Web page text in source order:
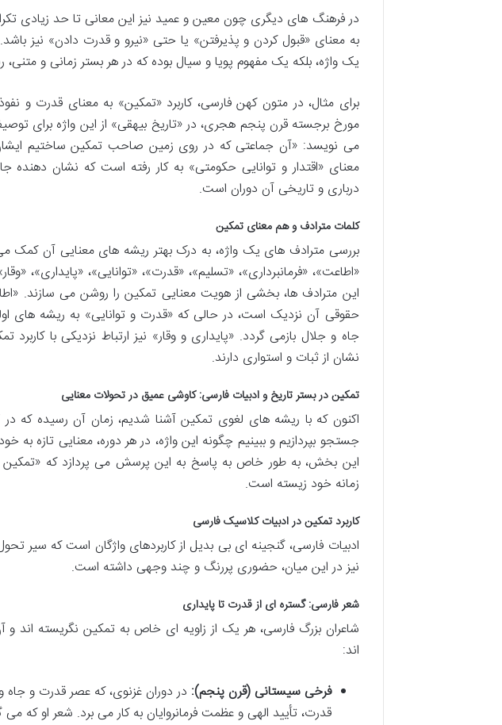
در فرهنگ های دیگری چون معین و عمید نیز این معانی تا حد زیادی
به معنای «قبول کردن و پذیرفتن» یا حتی «نیرو و قدرت دادن» نیز
یک واژه، بلکه یک مفهوم پویا و سیال بوده که در هر بستر زمانی و
برای مثال، در متون کهن فارسی، کاربرد «تمکین» به معنای قدرت و
مورخ برجسته قرن پنجم هجری، در «تاریخ بیهقی» از این واژه برای
می نویسد: «آن جماعتی که در روی زمین صاحب تمکین ساختیم ایشان
معنای «اقتدار و توانایی حکومتی» به کار رفته است که نشان دهنده
درباری و تاریخی آن دوران است.
کلمات مترادف و هم معنای تمکین
بررسی مترادف های یک واژه، به درک بهتر ریشه های معنایی آن کمک
«اطاعت»، «فرمانبرداری»، «تسلیم»، «قدرت»، «توانایی»، «پایداری»،
این مترادف ها، بخشی از هویت معنایی تمکین را روشن می سازند.
حقوقی آن نزدیک است، در حالی که «قدرت و توانایی» به ریشه های
جاه و جلال بازمی گردد. «پایداری و وقار» نیز ارتباط نزدیکی با
نشان از ثبات و استواری دارند.
تمکین در بستر تاریخ و ادبیات فارسی: کاوشی عمیق در تحولات معنایی
اکنون که با ریشه های لغوی تمکین آشنا شدیم، زمان آن رسیده که در
جستجو بپردازیم و ببینیم چگونه این واژه، در هر دوره، معنایی تازه
این بخش، به طور خاص به پاسخ به این پرسش می پردازد که «تمکین
زمانه خود زیسته است.
کاربرد تمکین در ادبیات کلاسیک فارسی
ادبیات فارسی، گنجینه ای بی بدیل از کاربردهای واژگان است که سیر
نیز در این میان، حضوری پررنگ و چند وجهی داشته است.
شعر فارسی: گستره ای از قدرت تا پایداری
شاعران بزرگ فارسی، هر یک از زاویه ای خاص به تمکین نگریسته اند و
اند:
فرخی سیستانی (قرن پنجم): در دوران غزنوی، که عصر قدرت و جاه
قدرت، تأیید الهی و عظمت فرمانروایان به کار می برد. شعر او که می